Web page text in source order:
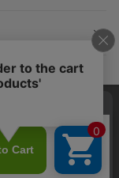
針
の最適な提供、ト
ています。
に同意したことも
ください。